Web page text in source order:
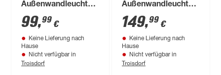
Außenwandleuchte
'Kiruna' mit
Bewegungssensor
400 lm neutralweiß
IP 44 181,4 x 14,9
cm
99,99 €
Keine Lieferung nach
Hause
Nicht verfügbar in
Troisdorf
Außenwandleuchte
'Elanga' mit
Bewegungssensor
600 lm neutralweiß
IP 44 25 x 11 cm
149,99 €
Keine Lieferung nach
Hause
Nicht verfügbar in
Troisdorf